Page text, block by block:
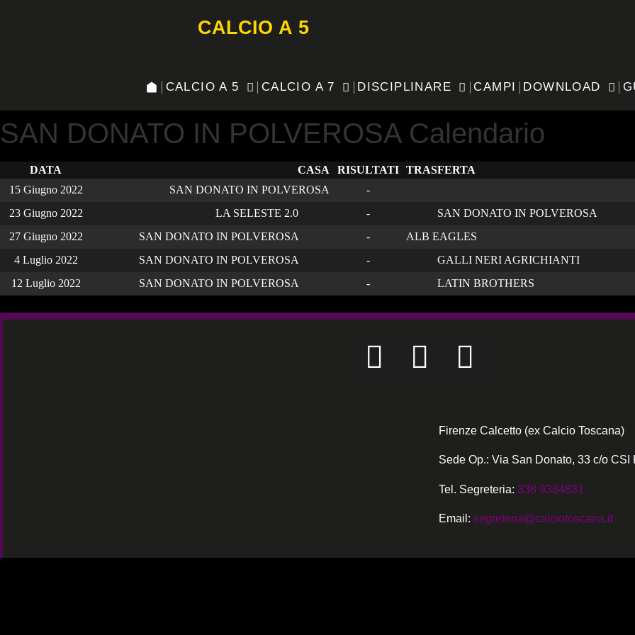
CALCIO A 5
CALCIO A 5 CALCIO A 7 DISCIPLINARE CAMPI DOWNLOAD
SAN DONATO IN POLVEROSA Calendario
DATA CASA RISULTATI TRASFERTA
15 Giugno 2022
SAN DONATO IN POLVEROSA -
23 Giugno 2022
LA SELESTE 2.0 - SAN DONATO IN POLVEROSA
27 Giugno 2022
SAN DONATO IN POLVEROSA - ALB EAGLES
4 Luglio 2022
SAN DONATO IN POLVEROSA - GALLI NERI AGRICHIANTI
12 Luglio 2022
SAN DONATO IN POLVEROSA - LATIN BROTHERS
Firenze Calcetto (ex Calcio Toscana)
Sede Op.: Via San Donato, 33 c/o
Tel. Segreteria: 338 9384831
Email: segreteria@calciotoscana.it